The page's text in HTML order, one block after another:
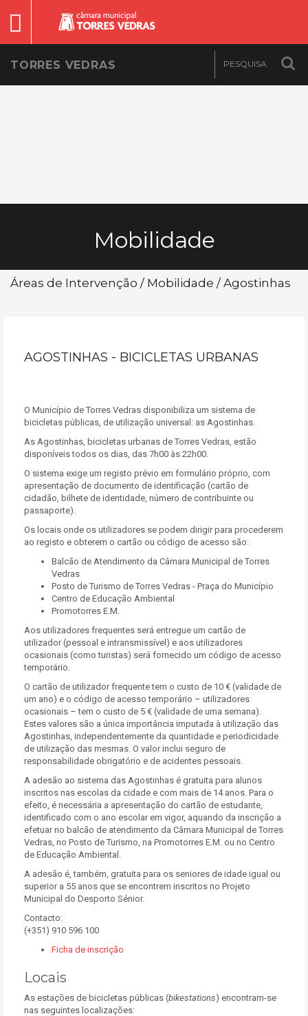
TORRES VEDRAS
Mobilidade
Áreas de Intervenção / Mobilidade / Agostinhas
AGOSTINHAS - BICICLETAS URBANAS
O Município de Torres Vedras disponibiliza um sistema de
bicicletas públicas, de utilização universal: as Agostinhas.
As Agostinhas, bicicletas urbanas de Torres Vedras, estão
disponíveis todos os dias, das 7h00 às 22h00.
O sistema exige um registo prévio em formulário próprio, com
apresentação de documento de identificação (cartão de
cidadão, bilhete de identidade, número de contribuinte ou
passaporte).
Os locais onde os utilizadores se podem dirigir para procederem
ao registo e obterem o cartão ou código de acesso são:
Balcão de Atendimento da Câmara Municipal de Torres
Vedras
Posto de Turismo de Torres Vedras - Praça do Município
Centro de Educação Ambiental
Promotorres E.M.
Aos utilizadores frequentes será entregue um cartão de
utilizador (pessoal e intransmissível) e aos utilizadores
ocasionais (como turistas) será fornecido um código de acesso
temporário.
O cartão de utilizador frequente tem o custo de 10 € (validade de
um ano) e o código de acesso temporário – utilizadores
ocasionais – tem o custo de 5 € (validade de uma semana).
Estes valores são a única importância imputada à utilização das
Agostinhas, independentemente da quantidade e periodicidade
de utilização das mesmas. O valor inclui seguro de
responsabilidade obrigatório e de acidentes pessoais.
A adesão ao sistema das Agostinhas é gratuita para alunos
inscritos nas escolas da cidade e com mais de 14 anos. Para o
efeito, é necessária a apresentação do cartão de estudante,
identificado com o ano escolar em vigor, aquando da inscrição a
efetuar no balcão de atendimento da Câmara Municipal de Torres
Vedras, no Posto de Turismo, na Promotorres E.M. ou no Centro
de Educação Ambiental.
A adesão é, também, gratuita para os seniores de idade igual ou
superior a 55 anos que se encontrem inscritos no Projeto
Municipal do Desporto Sénior.
Contacto:
(+351) 910 596 100
Ficha de inscrição
Locais
As estações de bicicletas públicas (bikestations) encontram-se
nas seguintes localizações: